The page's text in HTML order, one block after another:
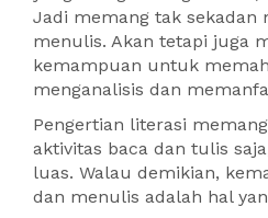
Jadi memang tak sekadan
menulis. Akan tetapi juga
kemampuan untuk
menganalisis dan
Pengertian literasi
aktivitas baca dan tulis
luas. Walau demikian,
dan menulis adalah hal